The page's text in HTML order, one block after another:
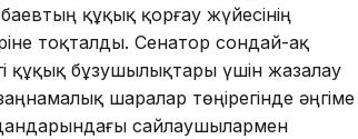
құқық қорғау жүйесінің
тоқталды. Сенатор сондай-ақ
құқық бұзушылықтары үшін жазалау
шаралар төңірегінде әңгіме
сайлаушылармен